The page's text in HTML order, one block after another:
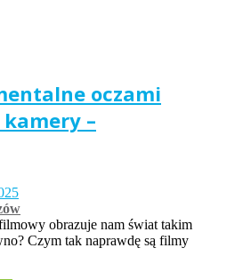
oczami
–
obrazuje nam świat takim
Czym tak naprawdę są filmy